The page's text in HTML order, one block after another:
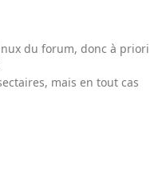
du forum, donc à priori
mais en tout cas